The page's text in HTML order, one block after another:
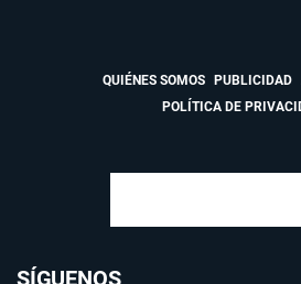
QUIÉNES SOMOS PUBLICIDAD
POLÍTICA DE
SÍGUENOS